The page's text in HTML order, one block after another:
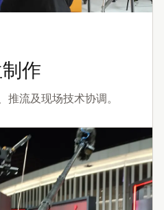
作
流及现场技术协调。